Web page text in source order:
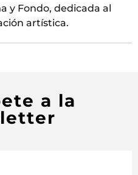
y Fondo, dedicada al
artística.
a la